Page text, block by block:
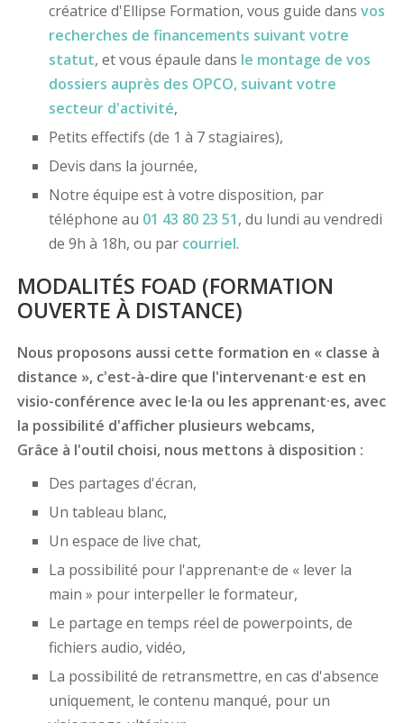
créatrice d'Ellipse Formation, vous guide dans vos
recherches de financements suivant votre
statut, et vous épaule dans le montage de vos
dossiers auprès des OPCO, suivant votre
secteur d'activité,
Petits effectifs (de 1 à 7 stagiaires),
Devis dans la journée,
Notre équipe est à votre disposition, par
téléphone au 01 43 80 23 51, du lundi au vendredi
de 9h à 18h, ou par courriel.
MODALITÉS FOAD (FORMATION
OUVERTE À DISTANCE)
Nous proposons aussi cette formation en « classe à
distance », c'est-à-dire que l'intervenant·e est en
visio-conférence avec le·la ou les apprenant·es, avec
la possibilité d'afficher plusieurs webcams,
Grâce à l'outil choisi, nous mettons à disposition :
Des partages d'écran,
Un tableau blanc,
Un espace de live chat,
La possibilité pour l'apprenant·e de « lever la
main » pour interpeller le formateur,
Le partage en temps réel de powerpoints, de
fichiers audio, vidéo,
La possibilité de retransmettre, en cas d'absence
uniquement, le contenu manqué, pour un